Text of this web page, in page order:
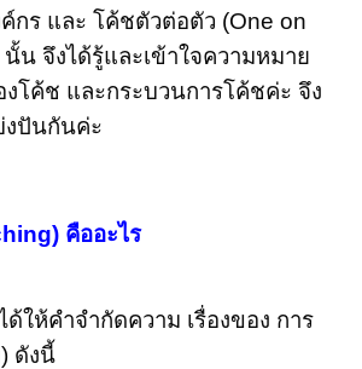
กร และ โค้ชตัวต่อตัว (One on
น จึงได้รู้และเข้าใจความหมาย
โค้ช และกระบวนการโค้ชค่ะ จึง
งปันกันค่ะ
คืออะไร
ให้คำจำกัดความ เรื่องของ การ
ดังนี้